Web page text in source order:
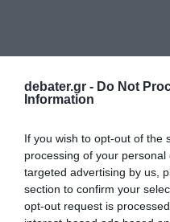
debater.gr - Do Not
Information
If you wish to opt-out of the
processing of your
targeted advertising by us,
section to confirm your
opt-out request is